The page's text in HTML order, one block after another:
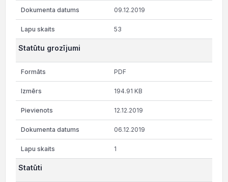
09.12.2019
53
Statūtu grozījumi
PDF
194.91 KB
12.12.2019
06.12.2019
1
Statūti